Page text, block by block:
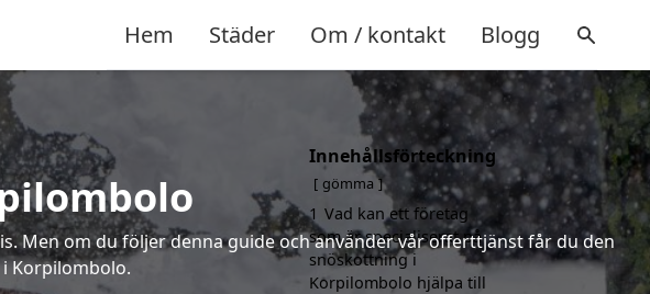
Hem Städer Om / kontakt Blogg
Men om du följer denna guide och använder vår offerttjänst får du den
Korpilombolo.
Innehållsförteckning
gömma
1 Vad kan ett företag
som är specialiserat på
snöskottning i
Korpilombolo hjälpa till